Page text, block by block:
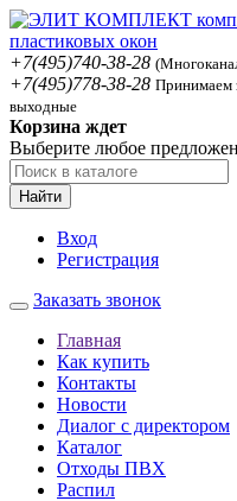
+7(495)740-38-28
+7(495)778-38-28 Принимаем
выходные
Корзина ждет
Выберите любое
Найти
Вход
Регистрация
Заказать звонок
Главная
Как купить
Контакты
Новости
Диалог с директором
Каталог
Отходы ПВХ
Распил